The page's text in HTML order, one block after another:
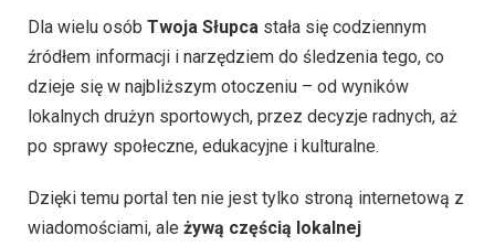
Dla wielu osób Twoja Słupca stała się codziennym
źródłem informacji i narzędziem do śledzenia tego, co
dzieje się w najbliższym otoczeniu – od wyników
lokalnych drużyn sportowych, przez decyzje radnych, aż
po sprawy społeczne, edukacyjne i kulturalne.
Dzięki temu portal ten nie jest tylko stroną internetową z
wiadomościami, ale żywą częścią lokalnej